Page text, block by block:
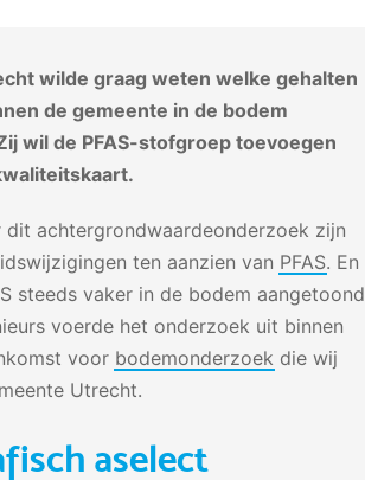
wilde graag weten welke gehalten
de gemeente in de bodem
wil de PFAS-stofgroep toevoegen
dit achtergrondwaardeonderzoek zijn
ten aanzien van PFAS. En
steeds vaker in de bodem aangetoond
voerde het onderzoek uit binnen
voor bodemonderzoek die wij
Utrecht.
aselect